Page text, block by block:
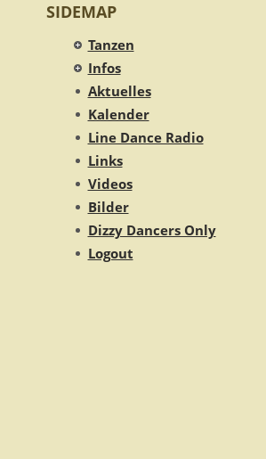
SIDEMAP
Tanzen
Infos
Aktuelles
Kalender
Line Dance Radio
Links
Videos
Bilder
Dizzy Dancers Only
Logout